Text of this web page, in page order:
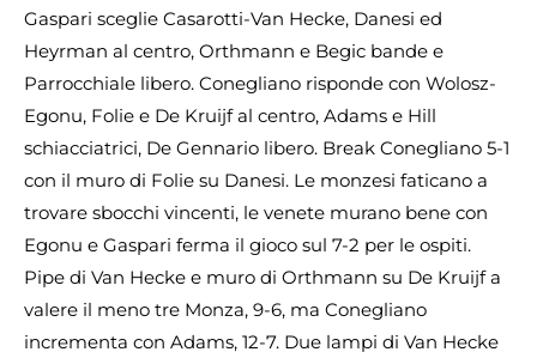
Gaspari sceglie Casarotti-Van Hecke, Danesi ed
Heyrman al centro, Orthmann e Begic bande e
Parrocchiale libero. Conegliano risponde con Wolosz-
Egonu, Folie e De Kruijf al centro, Adams e Hill
schiacciatrici, De Gennario libero. Break Conegliano 5-1
con il muro di Folie su Danesi. Le monzesi faticano a
trovare sbocchi vincenti, le venete murano bene con
Egonu e Gaspari ferma il gioco sul 7-2 per le ospiti.
Pipe di Van Hecke e muro di Orthmann su De Kruijf a
valere il meno tre Monza, 9-6, ma Conegliano
incrementa con Adams, 12-7. Due lampi di Van Hecke